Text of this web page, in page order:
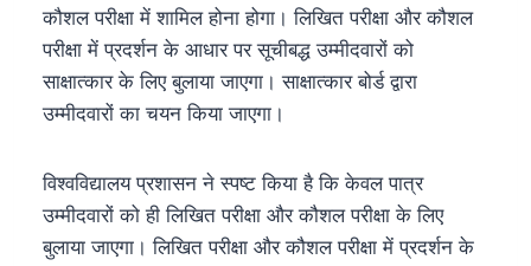
कौशल परीक्षा में शामिल होना होगा। लिखित परीक्षा और कौशल
परीक्षा में प्रदर्शन के आधार पर सूचीबद्ध उम्मीदवारों को
साक्षात्कार के लिए बुलाया जाएगा। साक्षात्कार बोर्ड द्वारा
उम्मीदवारों का चयन किया जाएगा।
विश्वविद्यालय प्रशासन ने स्पष्ट किया है कि केवल पात्र
उम्मीदवारों को ही लिखित परीक्षा और कौशल परीक्षा के लिए
बुलाया जाएगा। लिखित परीक्षा और कौशल परीक्षा में प्रदर्शन के